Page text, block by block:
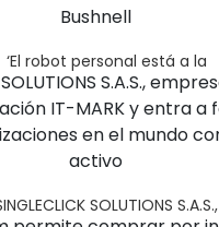
‘El robot personal está a la
SOLUTIONS S.A.S.,